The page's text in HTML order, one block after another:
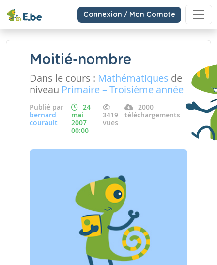
Connexion / Mon Compte
Moitié-nombre
Dans le cours : Mathématiques de
niveau Primaire – Troisième année
Publié par
bernard
courault
24
mai
2007
00:00
3419
vues
2000
téléchargements